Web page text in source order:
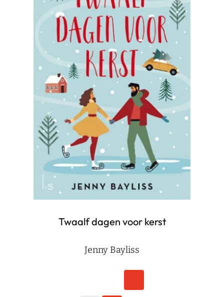
Twaalf dagen voor kerst
Jenny Bayliss